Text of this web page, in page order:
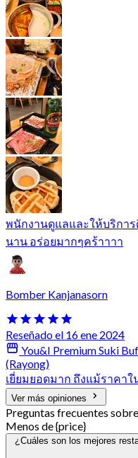
พนักงานดูแลและให้บริกา
นาน อร่อยมากๆคร้าาาา
Bomber Kanjanasorn
Reseñado el 16 ene 2024
You&I Premium Suki
(Rayong)
เยี่ยมยอดมาก ถึงแม้ราคา
Ver más opiniones
Preguntas frecuentes
Menos de {price}
¿Cuáles son los mejores